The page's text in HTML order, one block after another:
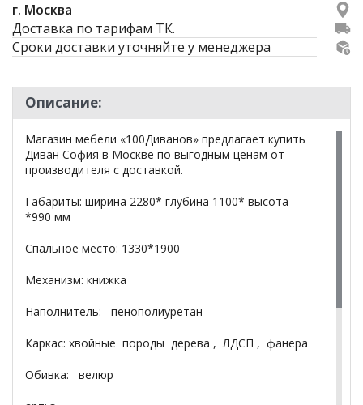
г. Москва
Доставка по тарифам ТК.
Сроки доставки уточняйте у менеджера
Описание:
Магазин мебели «100Диванов» предлагает купить
Диван София в Москве по выгодным ценам от
производителя с доставкой.
Габариты: ширина 2280* глубина 1100* высота
*990 мм
Спальное место: 1330*1900
Механизм: книжка
Наполнитель: пенополиуретан
Каркас: хвойные породы дерева , ЛДСП , фанера
Обивка: велюр